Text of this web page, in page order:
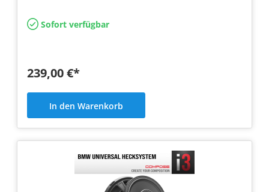
Sofort verfügbar
239,00 €*
In den Warenkorb